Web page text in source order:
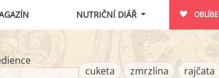
NUTRIČNÍ DIÁŘ
cuketa
zmrzlina rajčata